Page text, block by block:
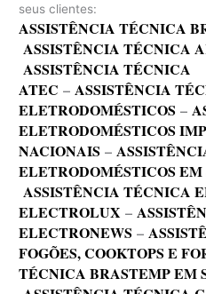
seus clientes:
ASSISTÊNCIA TÉCNICA
ASSISTÊNCIA TÉCNICA
ASSISTÊNCIA TÉCNICA
ATEC –ASSISTÊNCIA
ELETRODOMÉSTICOS –
ELETRODOMÉSTICOS
NACIONAIS –
ELETRODOMÉSTICOS EM
ASSISTÊNCIA TÉCNICA
ELECTROLUX –
ELECTRONEWS –
FOGÕES, COOKTOPS E
TÉCNICA BRASTEMP EM